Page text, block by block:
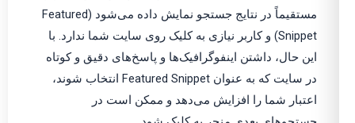
مستقیماً در نتایج جستجو نمایش داده می‌شود (Featured
Snippet) و کاربر نیازی به کلیک روی سایت شما ندارد. با
این حال، داشتن اینفوگرافیک‌ها و پاسخ‌های دقیق و کوتاه
در سایت که به عنوان Featured Snippet انتخاب شوند،
اعتبار شما را افزایش می‌دهد و ممکن است در